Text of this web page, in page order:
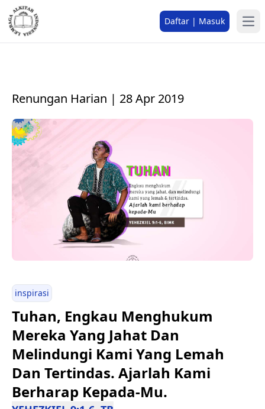
Daftar | Masuk
Renungan Harian | 28 Apr 2019
inspirasi
Tuhan, Engkau Menghukum
Mereka Yang Jahat Dan
Melindungi Kami Yang Lemah
Dan Tertindas. Ajarlah Kami
Berharap Kepada-Mu.